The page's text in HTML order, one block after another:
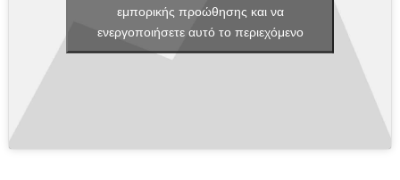
εμπορικής προώθησης και να
ενεργοποιήσετε αυτό το περιεχόμενο